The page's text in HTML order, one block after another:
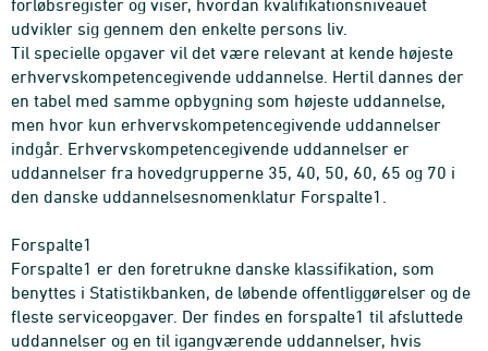
forløbsregister og viser, hvordan kvalifikationsniveauet
udvikler sig gennem den enkelte persons liv.
Til specielle opgaver vil det være relevant at kende højeste
erhvervskompetencegivende uddannelse. Hertil dannes der
en tabel med samme opbygning som højeste uddannelse,
men hvor kun erhvervskompetencegivende uddannelser
indgår. Erhvervskompetencegivende uddannelser er
uddannelser fra hovedgrupperne 35, 40, 50, 60, 65 og 70 i
den danske uddannelsesnomenklatur Forspalte1.
Forspalte1
Forspalte1 er den foretrukne danske klassifikation, som
benyttes i Statistikbanken, de løbende offentliggørelser og de
fleste serviceopgaver. Der findes en forspalte1 til afsluttede
uddannelser og en til igangværende uddannelser, hvis